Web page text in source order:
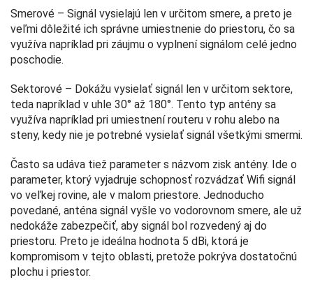
Smerové – Signál vysielajú len v určitom smere, a preto je
veľmi dôležité ich správne umiestnenie do priestoru, čo sa
využíva napríklad pri záujmu o vyplnení signálom celé jedno
poschodie.
Sektorové – Dokážu vysielať signál len v určitom sektore,
teda napríklad v uhle 30° až 180°. Tento typ antény sa
využíva napríklad pri umiestnení routeru v rohu alebo na
steny, kedy nie je potrebné vysielať signál všetkými smermi.
Často sa udáva tiež parameter s názvom zisk antény. Ide o
parameter, ktorý vyjadruje schopnosť rozvádzať Wifi signál
vo veľkej rovine, ale v malom priestore. Jednoducho
povedané, anténa signál vyšle vo vodorovnom smere, ale už
nedokáže zabezpečiť, aby signál bol rozvedený aj do
priestoru. Preto je ideálna hodnota 5 dBi, ktorá je
kompromisom v tejto oblasti, pretože pokrýva dostatočnú
plochu i priestor.